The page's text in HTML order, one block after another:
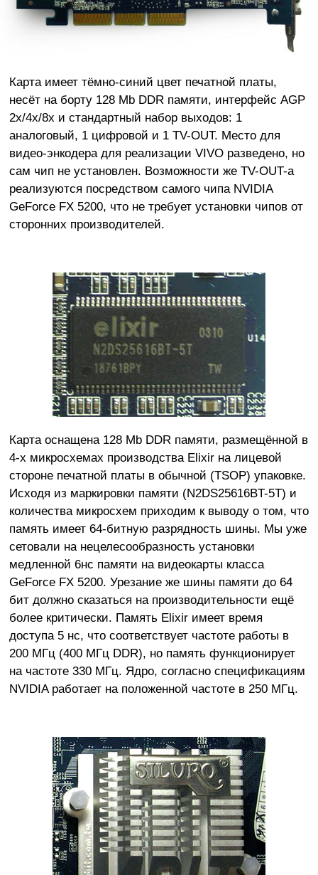
Карта имеет тёмно-синий цвет печатной платы,
несёт на борту 128 Mb DDR памяти, интерфейс AGP
2x/4x/8x и стандартный набор выходов: 1
аналоговый, 1 цифровой и 1 TV-OUT. Место для
видео-энкодера для реализации VIVO разведено, но
сам чип не установлен. Возможности же TV-OUT-а
реализуются посредством самого чипа NVIDIA
GeForce FX 5200, что не требует установки чипов от
сторонних производителей.
Карта оснащена 128 Mb DDR памяти, размещённой в
4-х микросхемах производства Elixir на лицевой
стороне печатной платы в обычной (TSOP) упаковке.
Исходя из маркировки памяти (N2DS25616BT-5T) и
количества микросхем приходим к выводу о том, что
память имеет 64-битную разрядность шины. Мы уже
сетовали на нецелесообразность установки
медленной 6нс памяти на видеокарты класса
GeForce FX 5200. Урезание же шины памяти до 64
бит должно сказаться на производительности ещё
более критически. Память Elixir имеет время
доступа 5 нс, что соответствует частоте работы в
200 МГц (400 МГц DDR), но память функционирует
на частоте 330 МГц. Ядро, согласно спецификациям
NVIDIA работает на положенной частоте в 250 МГц.